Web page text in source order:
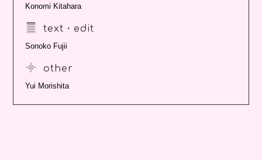
Konomi Kitahara
text・edit
Sonoko Fujii
other
Yui Morishita